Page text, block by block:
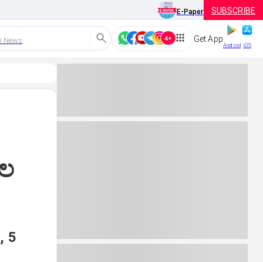
E-Paper SUBSCRIBE
News Get App
Android iOS
5